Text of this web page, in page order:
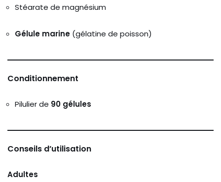
Stéarate de magnésium
Gélule marine (gélatine de poisson)
Conditionnement
Pilulier de 90 gélules
Conseils d’utilisation
Adultes